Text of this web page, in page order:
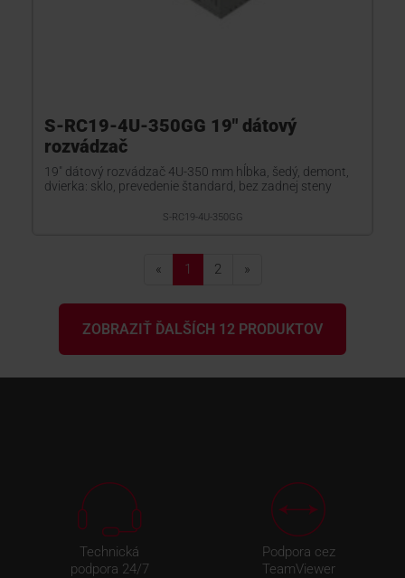
S-RC19-4U-350GG 19" dátový
rozvádzač
19" dátový rozvádzač 4U-350 mm hĺbka, šedý, demont,
dvierka: sklo, prevedenie štandard, bez zadnej steny
S-RC19-4U-350GG
« 1 2 »
ZOBRAZIŤ ĎALŠÍCH 12 PRODUKTOV
Technická
podpora 24/7
Podpora cez
TeamViewer